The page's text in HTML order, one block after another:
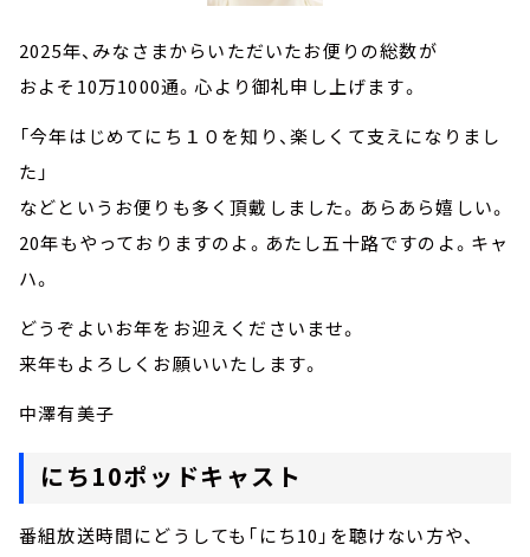
2025年、みなさまからいただいたお便りの総数が
およそ10万1000通。心より御礼申し上げます。
「今年はじめてにち１０を知り、楽しくて支えになりまし
た」
などというお便りも多く頂戴しました。あらあら嬉しい。
20年もやっておりますのよ。あたし五十路ですのよ。キャ
ハ。
どうぞよいお年をお迎えくださいませ。
来年もよろしくお願いいたします。
中澤有美子
にち10ポッドキャスト
番組放送時間にどうしても「にち10」を聴けない方や、